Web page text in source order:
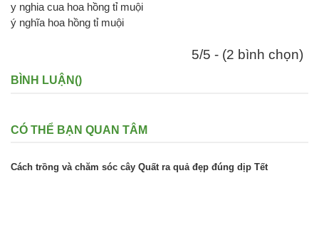
y nghia cua hoa hồng tỉ muội
ý nghĩa hoa hồng tỉ muội
5/5 - (2 bình chọn)
BÌNH LUẬN()
CÓ THỂ BẠN QUAN TÂM
Cách trồng và chăm sóc cây Quất ra quả đẹp đúng dịp Tết